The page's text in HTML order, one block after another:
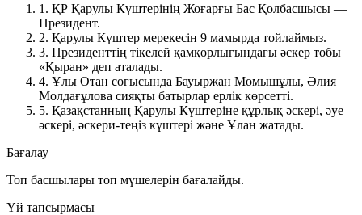
1. ҚР Қарулы Күштерінің Жоғарғы Бас Қолбасшысы —
Президент.
2. Қарулы Күштер мерекесін 9 мамырда тойлаймыз.
3. Президенттің тікелей қамқорлығындағы әскер тобы
«Қыран» деп аталады.
4. Ұлы Отан соғысында Бауыржан Момышұлы, Әлия
Молдағұлова сияқты батырлар ерлік көрсетті.
5. Қазақстанның Қарулы Күштеріне құрлық әскері, әуе
әскері, әскери-теңіз күштері және Ұлан жатады.
Бағалау
Топ басшылары топ мүшелерін бағалайды.
Үй тапсырмасы